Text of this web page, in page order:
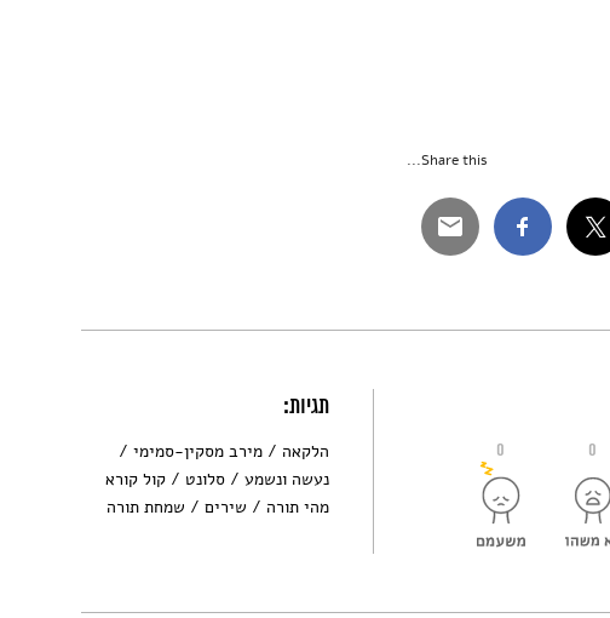
Share this...
0 0
תגיות:
הלקאה
מירב מסקין-סמימי
נעשה ונשמע
סלונט
קול קורא
מהי תורה
שירים שמחת תורה